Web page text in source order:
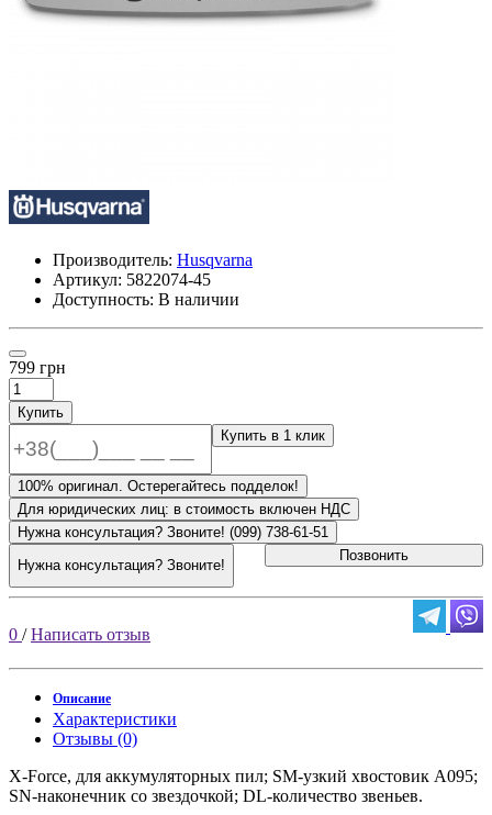
Производитель: Husqvarna
Артикул: 5822074-45
Доступность: В наличии
799 грн
Купить
Купить в 1 клик
100% оригинал. Остерегайтесь подделок!
Для юридических лиц: в стоимость включен НДС
Нужна консультация? Звоните! (099) 738-61-51
Нужна консультация? Звоните!
Позвонить
0 /Написать отзыв
Описание
Характеристики
Отзывы (0)
X-Force, для аккумуляторных пил; SM-узкий хвостовик А095;
SN-наконечник со звездочкой; DL-количество звеньев.